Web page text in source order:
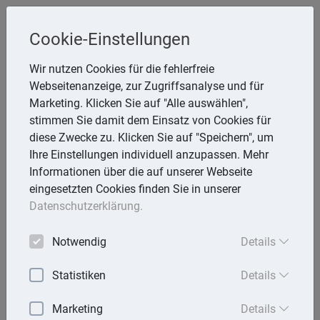
Melzer, StB
Storchsnest 6, 74535 Mainhardt
Telefon: 7903 7736
E-Mail:rathmann.melzer@t-online.de
Lexika
Volltext-Suche in den Lexika
Cookie-Einstellungen
Wir nutzen Cookies für die fehlerfreie
Webseitenanzeige, zur Zugriffsanalyse und für
Marketing. Klicken Sie auf "Alle auswählen",
stimmen Sie damit dem Einsatz von Cookies für
diese Zwecke zu. Klicken Sie auf "Speichern", um
Ihre Einstellungen individuell anzupassen. Mehr
Informationen über die auf unserer Webseite
eingesetzten Cookies finden Sie in unserer
Datenschutzerklärung.
Notwendig Details
Statistiken Details
Marketing Details